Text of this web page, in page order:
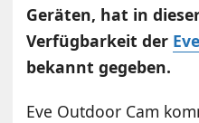
Geräten, hat in
Verfügbarkeit der
bekannt gegeben.
Eve Outdoor Cam